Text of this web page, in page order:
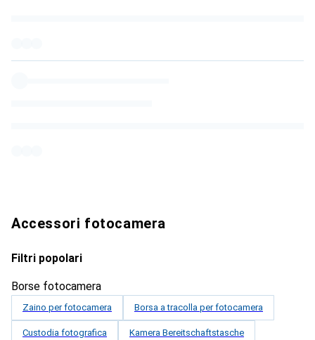
Accessori fotocamera
Filtri popolari
Borse fotocamera
Zaino per fotocamera Borsa a tracolla per fotocamera
Custodia fotografica Kamera Bereitschaftstasche